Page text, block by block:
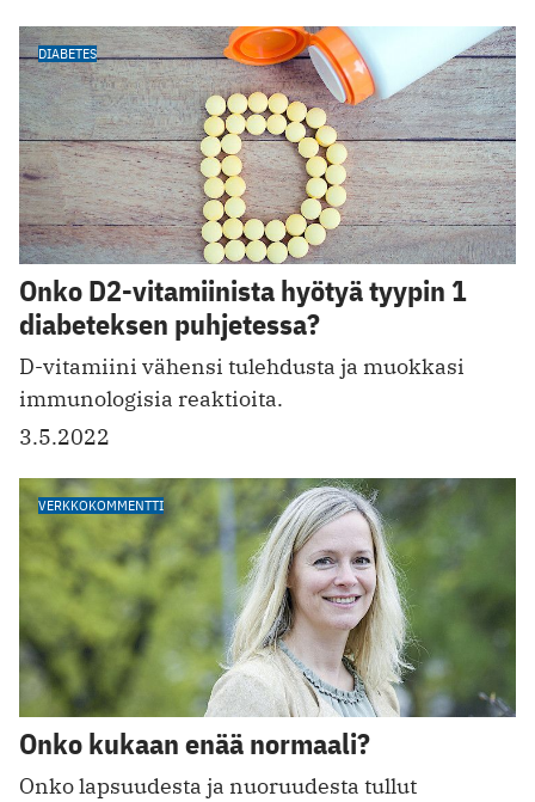
DIABETES
Onko D2-vitamiinista hyötyä tyypin 1
diabeteksen puhjetessa?
D-vitamiini vähensi tulehdusta ja muokkasi
immunologisia reaktioita.
3.5.2022
VERKKOKOMMENTTI
Onko kukaan enää normaali?
Onko lapsuudesta ja nuoruudesta tullut